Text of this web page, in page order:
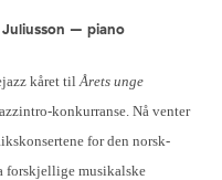
Juliusson – piano
kåret tilÅrets unge
konkurranse. Nå venter
for den norsk-
forskjellige musikalske